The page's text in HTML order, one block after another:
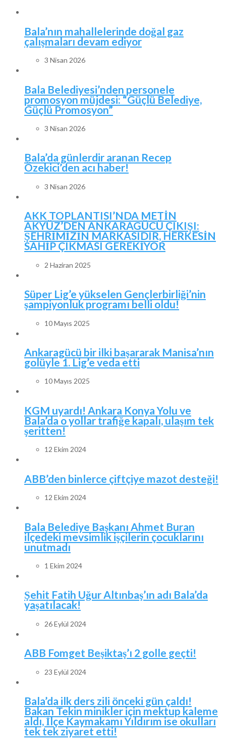
Bala’nın mahallelerinde doğal gaz
çalışmaları devam ediyor
3 Nisan 2026
Bala Belediyesi’nden personele
promosyon müjdesi: “Güçlü Belediye,
Güçlü Promosyon”
3 Nisan 2026
Bala’da günlerdir aranan Recep
Özekici’den acı haber!
3 Nisan 2026
AKK TOPLANTISI’NDA METİN
AKYÜZ’DEN ANKARAGÜCÜ ÇIKIŞI:
ŞEHRİMİZİN MARKASIDIR, HERKESİN
SAHİP ÇIKMASI GEREKİYOR
2 Haziran 2025
Süper Lig’e yükselen Gençlerbirliği’nin
şampiyonluk programı belli oldu!
10 Mayıs 2025
Ankaragücü bir ilki başararak Manisa’nın
golüyle 1. Lig’e veda etti
10 Mayıs 2025
KGM uyardı! Ankara Konya Yolu ve
Bala’da o yollar trafiğe kapalı, ulaşım tek
şeritten!
12 Ekim 2024
ABB’den binlerce çiftçiye mazot desteği!
12 Ekim 2024
Bala Belediye Başkanı Ahmet Buran
ilçedeki mevsimlik işçilerin çocuklarını
unutmadı
1 Ekim 2024
Şehit Fatih Uğur Altınbaş’ın adı Bala’da
yaşatılacak!
26 Eylül 2024
ABB Fomget Beşiktaş’ı 2 golle geçti!
23 Eylül 2024
Bala’da ilk ders zili önceki gün çaldı!
Bakan Tekin minikler için mektup kaleme
aldı, İlçe Kaymakamı Yıldırım ise okulları
tek tek ziyaret etti!